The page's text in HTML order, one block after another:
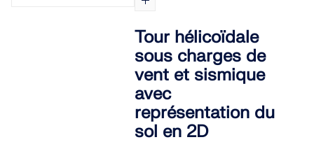
Tour hélicoïdale
sous charges de
vent et sismique
avec
représentation du
sol en 2D